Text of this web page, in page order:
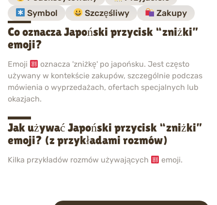
Symbol
Szczęśliwy Zakupy
Co oznacza Japoński przycisk “zniżki”
emoji?
Emoji
oznacza 'zniżkę' po japońsku. Jest często
używany w kontekście zakupów, szczególnie podczas
mówienia o wyprzedażach, ofertach specjalnych lub
okazjach.
Jak używać Japoński przycisk “zniżki”
emoji? (z przykładami rozmów)
Kilka przykładów rozmów używających emoji.